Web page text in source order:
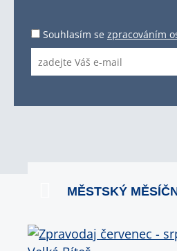
Souhlasím se zpracováním
MĚSTSKÝ